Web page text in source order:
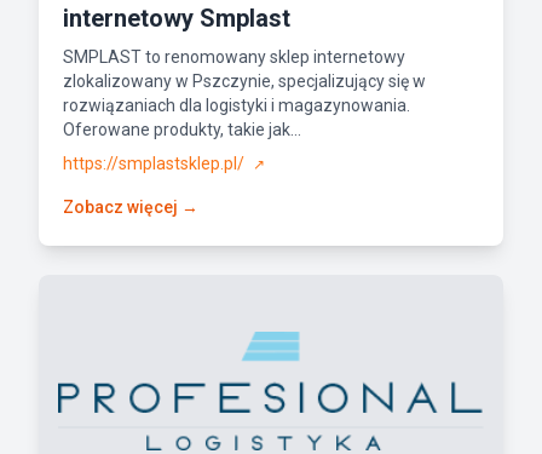
internetowy Smplast
SMPLAST to renomowany sklep internetowy
zlokalizowany w Pszczynie, specjalizujący się w
rozwiązaniach dla logistyki i magazynowania.
Oferowane produkty, takie jak...
https://smplastsklep.pl/
↗
Zobacz więcej →